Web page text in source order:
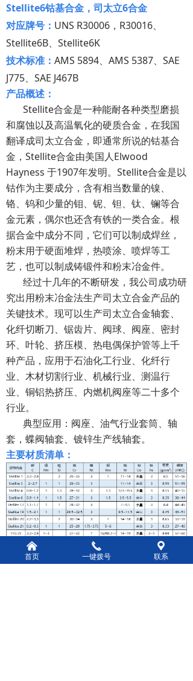
Stellite6钴基合金，司太立6合金
对应牌号： UNS R30006，R30016、
Stellite6B、Stellite6K
技术标准： AMS 5894、AMS 5387、SAE
J775、SAE J467B
产品概述：
Stellite合金是一种能耐各种类型磨损
和腐蚀以及高温氧化的硬质合金，在我国
翻译成司太立合金，即通常所说的钴基合
金，Stellite合金由美国人Elwood
Hayness 于1907年发明。Stellite合金是以
钴作为主要成分，含有相当数量的镍、
铬、钨和少量的钼、铌、钽、钛、镧等合
金元素，偶尔也还含有铁的一类合金。根
据合金中成分不同，它们可以制成焊丝，
粉末用于硬面堆焊，热喷涂、喷焊等工
艺，也可以制成铸锻件和粉末冶金件。
经过十几年的不断研发，我公司成功研
究出用粉末冶金法生产司太立合金产品的
关键技术。现可以生产司太立合金轴套、
化纤切断刀、锯齿片、阀球、阀座、密封
环、叶轮、挤压模、热电偶保护管等上千
种产品，应用于石油化工行业、化纤行
业、木材切割行业、机械行业、测温行
业、铜铝热挤压、内燃机阀座等二十多个
行业。
典型应用：阀座、油气行业套筒、轴
套，蝶阀轴套、镀锌生产线轴套。
主要材质清单：
낀
首页
끅
一键拨号
끇
联系